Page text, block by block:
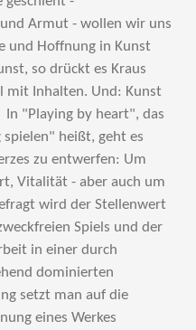
Armut - wollen wir uns
und Hoffnung in Kunst
so drückt es Kraus
mit Inhalten. Und: Kunst
"Playing by heart", das
heißt, geht es
zu entwerfen: Um
Vitalität - aber auch um
wird der Stellenwert
Spiels und der
in einer durch
dominierten
setzt man auf die
eines Werkes